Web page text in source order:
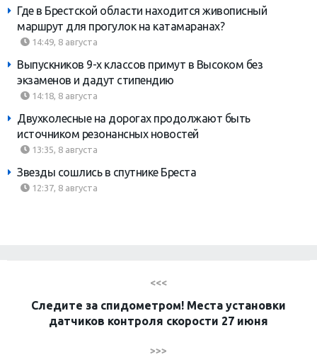
Где в Брестской области находится живописный
маршрут для прогулок на катамаранах?
14:49, 8 августа
Выпускников 9-х классов примут в Высоком без
экзаменов и дадут стипендию
14:18, 8 августа
Двухколесные на дорогах продолжают быть
источником резонансных новостей
13:35, 8 августа
Звезды сошлись в спутнике Бреста
12:37, 8 августа
<<<
Следите за спидометром! Места установки
датчиков контроля скорости 27 июня
>>>